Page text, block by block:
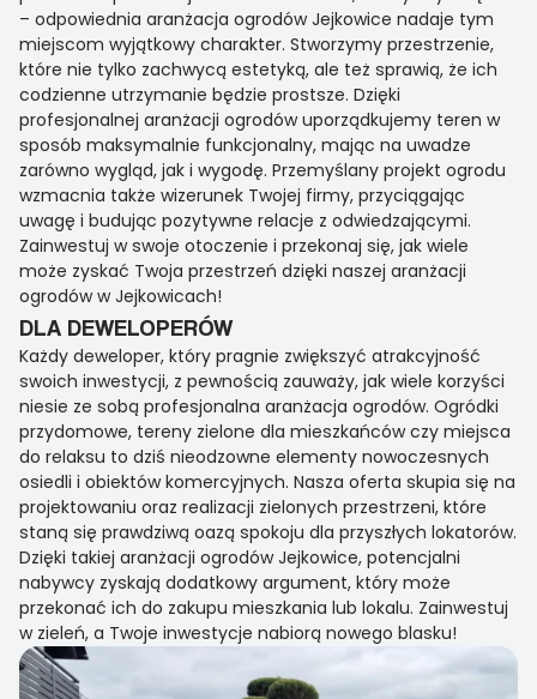
– odpowiednia aranżacja ogrodów Jejkowice nadaje tym
miejscom wyjątkowy charakter. Stworzymy przestrzenie,
które nie tylko zachwycą estetyką, ale też sprawią, że ich
codzienne utrzymanie będzie prostsze. Dzięki
profesjonalnej aranżacji ogrodów uporządkujemy teren w
sposób maksymalnie funkcjonalny, mając na uwadze
zarówno wygląd, jak i wygodę. Przemyślany projekt ogrodu
wzmacnia także wizerunek Twojej firmy, przyciągając
uwagę i budując pozytywne relacje z odwiedzającymi.
Zainwestuj w swoje otoczenie i przekonaj się, jak wiele
może zyskać Twoja przestrzeń dzięki naszej aranżacji
ogrodów w Jejkowicach!
DLA DEWELOPERÓW
Każdy deweloper, który pragnie zwiększyć atrakcyjność
swoich inwestycji, z pewnością zauważy, jak wiele korzyści
niesie ze sobą profesjonalna aranżacja ogrodów. Ogródki
przydomowe, tereny zielone dla mieszkańców czy miejsca
do relaksu to dziś nieodzowne elementy nowoczesnych
osiedli i obiektów komercyjnych. Nasza oferta skupia się na
projektowaniu oraz realizacji zielonych przestrzeni, które
staną się prawdziwą oazą spokoju dla przyszłych lokatorów.
Dzięki takiej aranżacji ogrodów Jejkowice, potencjalni
nabywcy zyskają dodatkowy argument, który może
przekonać ich do zakupu mieszkania lub lokalu. Zainwestuj
w zieleń, a Twoje inwestycje nabiorą nowego blasku!